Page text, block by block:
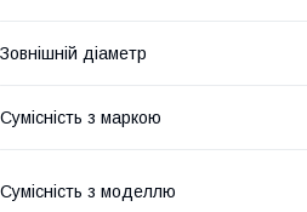
Зовнішній діаметр
Сумісність з маркою
Сумісність з моделлю